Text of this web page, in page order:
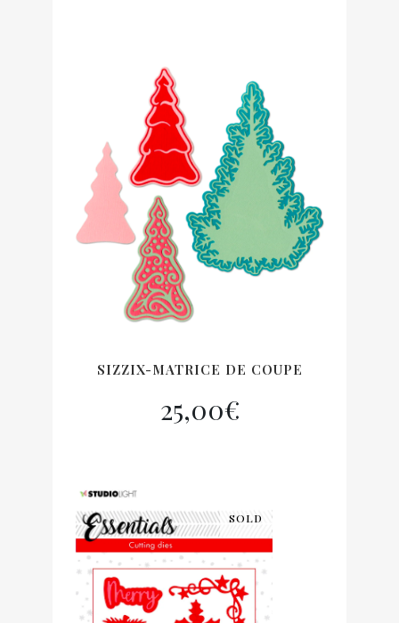
SIZZIX-MATRICE DE COUPE
25,00€
SOLD